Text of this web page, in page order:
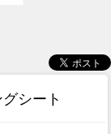
シート